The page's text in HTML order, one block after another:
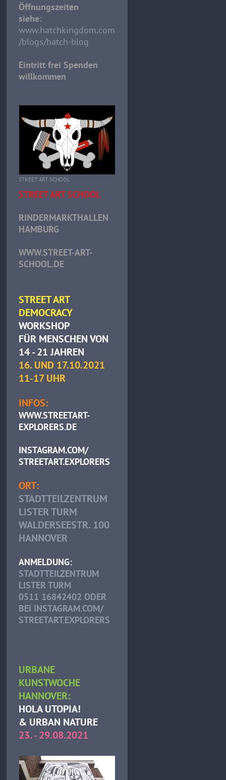
Öffnungszeiten
siehe:
www.hatchkingdom.com
/blogs/hatch-blog
Eintritt frei Spenden
willkommen
STREET ART SCHOOL
STREET ART SCHOOL
RINDERMARKTHALLEN
HAMBURG
WWW.STREET-ART-
SCHOOL.DE
STREET ART
DEMOCRACY
WORKSHOP
FÜR MENSCHEN VON
14 - 21 JAHREN
16. UND 17.10.2021
11-17 UHR
INFOS:
WWW.STREETART-
EXPLORERS.DE
INSTAGRAM.COM/
STREETART.EXPLORERS
ORT:
STADTTEILZENTRUM
LISTER TURM
WALDERSEESTR. 100
HANNOVER
ANMELDUNG:
STADTTEILZENTRUM
LISTER TURM
0511 16842402 ODER
BEI INSTAGRAM.COM/
STREETART.EXPLORERS
URBANE
KUNSTWOCHE
HANNOVER:
HOLA UTOPIA!
& URBAN NATURE
23. - 29.08.2021